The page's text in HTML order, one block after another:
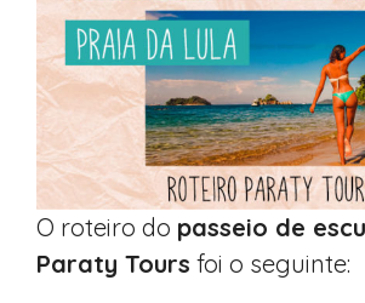
O roteiro do passeio de
Paraty Tours foi o seguinte: